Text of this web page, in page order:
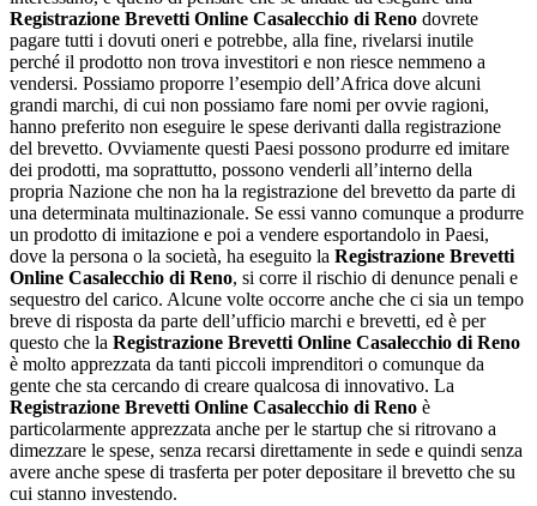
Registrazione Brevetti Online Casalecchio di Reno dovrete
pagare tutti i dovuti oneri e potrebbe, alla fine, rivelarsi inutile
perché il prodotto non trova investitori e non riesce nemmeno a
vendersi. Possiamo proporre l’esempio dell’Africa dove alcuni
grandi marchi, di cui non possiamo fare nomi per ovvie ragioni,
hanno preferito non eseguire le spese derivanti dalla registrazione
del brevetto. Ovviamente questi Paesi possono produrre ed imitare
dei prodotti, ma soprattutto, possono venderli all’interno della
propria Nazione che non ha la registrazione del brevetto da parte di
una determinata multinazionale. Se essi vanno comunque a produrre
un prodotto di imitazione e poi a vendere esportandolo in Paesi,
dove la persona o la società, ha eseguito la Registrazione Brevetti
Online Casalecchio di Reno, si corre il rischio di denunce penali e
sequestro del carico. Alcune volte occorre anche che ci sia un tempo
breve di risposta da parte dell’ufficio marchi e brevetti, ed è per
questo che la Registrazione Brevetti Online Casalecchio di Reno
è molto apprezzata da tanti piccoli imprenditori o comunque da
gente che sta cercando di creare qualcosa di innovativo. La
Registrazione Brevetti Online Casalecchio di Reno è
particolarmente apprezzata anche per le startup che si ritrovano a
dimezzare le spese, senza recarsi direttamente in sede e quindi senza
avere anche spese di trasferta per poter depositare il brevetto che su
cui stanno investendo.